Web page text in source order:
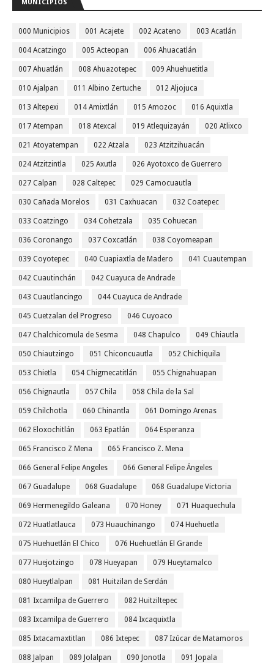
MUNICIPIOS
000 Municipios 001 Acajete 002 Acateno 003 Acatlán
004 Acatzingo 005 Acteopan 006 Ahuacatlán
007 Ahuatlán 008 Ahuazotepec 009 Ahuehuetitla
010 Ajalpan 011 Albino Zertuche 012 Aljojuca
013 Altepexi 014 Amixtlán 015 Amozoc 016 Aquixtla
017 Atempan 018 Atexcal 019 Atlequizayán 020 Atlixco
021 Atoyatempan 022 Atzala 023 Atzitzihuacán
024 Atzitzintla 025 Axutla 026 Ayotoxco de Guerrero
027 Calpan 028 Caltepec 029 Camocuautla
030 Cañada Morelos 031 Caxhuacan 032 Coatepec
033 Coatzingo 034 Cohetzala 035 Cohuecan
036 Coronango 037 Coxcatlán 038 Coyomeapan
039 Coyotepec 040 Cuapiaxtla de Madero 041 Cuautempan
042 Cuautinchán 042 Cuayuca de Andrade
043 Cuautlancingo 044 Cuayuca de Andrade
045 Cuetzalan del Progreso 046 Cuyoaco
047 Chalchicomula de Sesma 048 Chapulco 049 Chiautla
050 Chiautzingo 051 Chiconcuautla 052 Chichiquila
053 Chietla 054 Chigmecatitlán 055 Chignahuapan
056 Chignautla 057 Chila 058 Chila de la Sal
059 Chilchotla 060 Chinantla 061 Domingo Arenas
062 Eloxochitlán 063 Epatlán 064 Esperanza
065 Francisco Z Mena 065 Francisco Z. Mena
066 General Felipe Angeles 066 General Felipe Ángeles
067 Guadalupe 068 Guadalupe 068 Guadalupe Victoria
069 Hermenegildo Galeana 070 Honey 071 Huaquechula
072 Huatlatlauca 073 Huauchinango 074 Huehuetla
075 Huehuetlán El Chico 076 Huehuetlán El Grande
077 Huejotzingo 078 Hueyapan 079 Hueytamalco
080 Hueytlalpan 081 Huitzilan de Serdán
081 Ixcamilpa de Guerrero 082 Huitziltepec
083 Ixcamilpa de Guerrero 084 Ixcaquixtla
085 Ixtacamaxtitlan 086 Ixtepec 087 Izúcar de Matamoros
088 Jalpan 089 Jolalpan 090 Jonotla 091 Jopala